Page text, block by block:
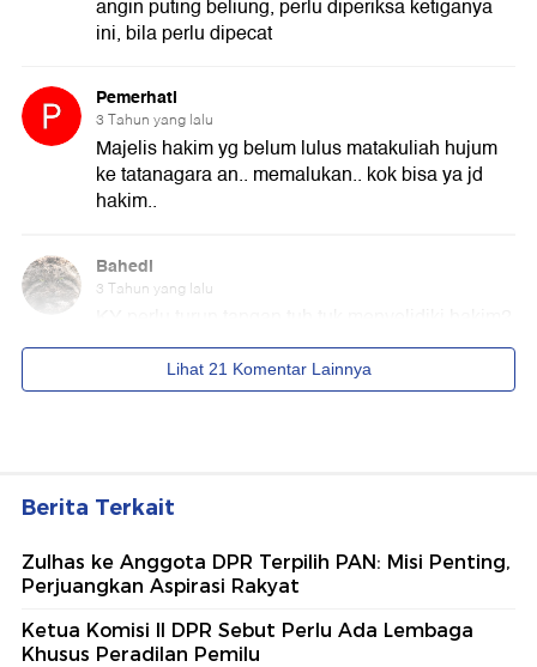
Berita Terkait
Zulhas ke Anggota DPR Terpilih PAN: Misi Penting,
Perjuangkan Aspirasi Rakyat
Ketua Komisi II DPR Sebut Perlu Ada Lembaga
Khusus Peradilan Pemilu